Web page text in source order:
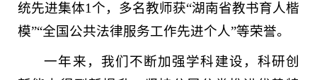
统先进集体1个，多名教师获“湖南省教书育人楷
模”“全国公共法律服务工作先进个人”等荣誉。
一年来，我们不断加强学科建设，科研创